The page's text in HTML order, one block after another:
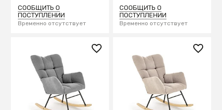
СООБЩИТЬ О
ПОСТУПЛЕНИИ
Временно отсутствует
СООБЩИТЬ О
ПОСТУПЛЕНИИ
Временно отсутствует